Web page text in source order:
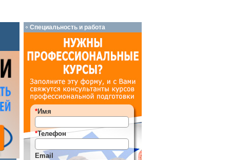
Специальность и работа
*Имя
*Телефон
Email